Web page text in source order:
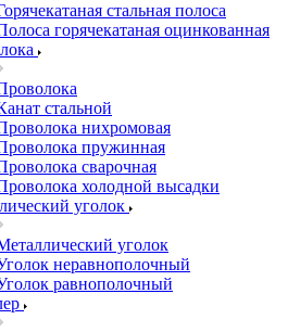
стальная полоса
горячекатаная оцинкованная
стальной
нихромовая
пружинная
сварочная
холодной высадки
уголок
уголок
неравнополочный
равнополочный